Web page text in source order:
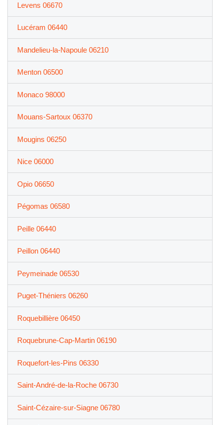
Levens 06670
Lucéram 06440
Mandelieu-la-Napoule 06210
Menton 06500
Monaco 98000
Mouans-Sartoux 06370
Mougins 06250
Nice 06000
Opio 06650
Pégomas 06580
Peille 06440
Peillon 06440
Peymeinade 06530
Puget-Théniers 06260
Roquebillière 06450
Roquebrune-Cap-Martin 06190
Roquefort-les-Pins 06330
Saint-André-de-la-Roche 06730
Saint-Cézaire-sur-Siagne 06780